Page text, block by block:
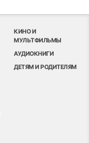
КИНО И
МУЛЬТФИЛЬМЫ
АУДИОКНИГИ
ДЕТЯМ И РОДИТЕЛЯМ